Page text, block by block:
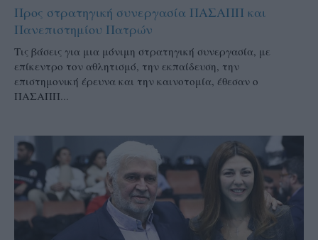
Προς στρατηγική συνεργασία ΠΑΣΑΠΠ και
Πανεπιστημίου Πατρών
Τις βάσεις για μια μόνιμη στρατηγική συνεργασία, με
επίκεντρο τον αθλητισμό, την εκπαίδευση, την
επιστημονική έρευνα και την καινοτομία, έθεσαν ο
ΠΑΣΑΠΠ...